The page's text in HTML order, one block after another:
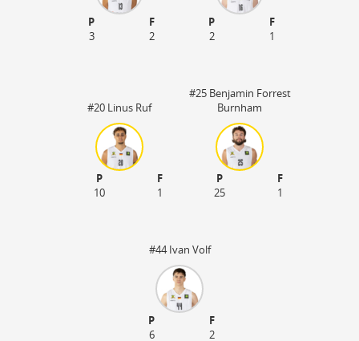
P
F
3
2
P
F
2
1
#20 Linus Ruf
P
F
10
1
#25 Benjamin Forrest
Burnham
P
F
25
1
#44 Ivan Volf
P
F
6
2